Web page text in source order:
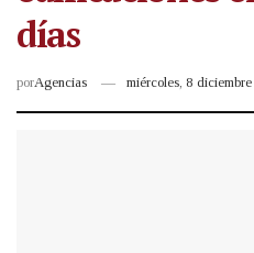
días
porAgencias miércoles, 8